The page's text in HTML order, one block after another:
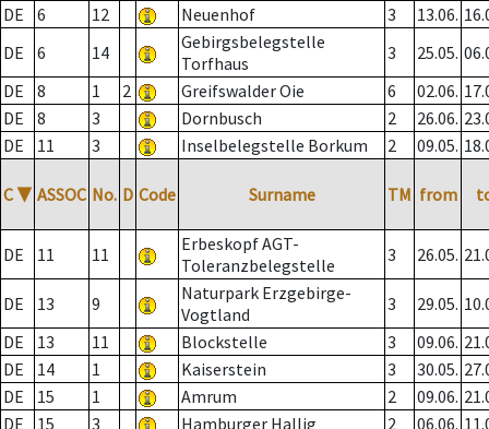
DE
6 12 Neuenhof 3 13.06.
DE
6 14
Gebirgsbelegstelle
Torfhaus
3 25.05.
DE
8 1 2 Greifswalder Oie 6 02.06.
DE
8 3 Dornbusch 2 26.06.
DE
11 3 Inselbelegstelle Borkum 2 09.05.
C ▼ ASSOC No. D Code Surname TM from
DE 11 11
Erbeskopf AGT-
Toleranzbelegstelle
3 26.05.
DE 13 9
Naturpark Erzgebirge-
Vogtland
3 29.05.
DE
13 11 Blockstelle 3 09.06.
DE
14 1 Kaiserstein 3 30.05.
DE
15 1 Amrum 2 09.06.
DE
15 3 Hamburger Hallig 2 06.06.